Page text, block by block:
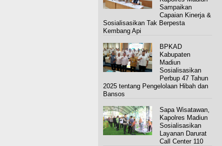
Sampaikan
Capaian Kinerja &
Sosialisasikan Tak Berpesta
Kembang Api
BPKAD
Kabupaten
Madiun
Sosialisasikan
Perbup 47 Tahun
2025 tentang Pengelolaan Hibah dan
Bansos
Sapa Wisatawan,
Kapolres Madiun
Sosialisasikan
Layanan Darurat
Call Center 110